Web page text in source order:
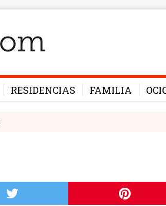
RESIDENCIAS FAMILIA